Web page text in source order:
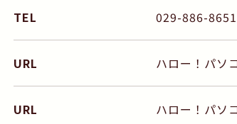
TEL 029-886-8651
URL ハロー！パソ
URL ハロー！パソ